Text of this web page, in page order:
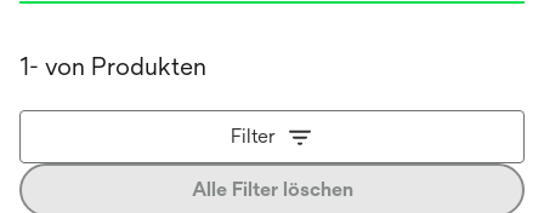
1- von Produkten
Filter
Alle Filter löschen